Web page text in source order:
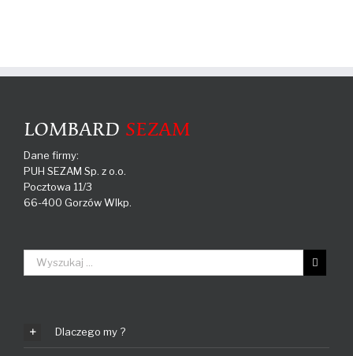
Dane firmy:
PUH SEZAM Sp. z o.o.
Pocztowa 11/3
66-400 Gorzów Wlkp.
Dlaczego my ?